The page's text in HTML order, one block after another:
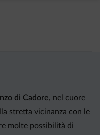
di Cadore, nel cuore
stretta vicinanza con le
molte possibilità di